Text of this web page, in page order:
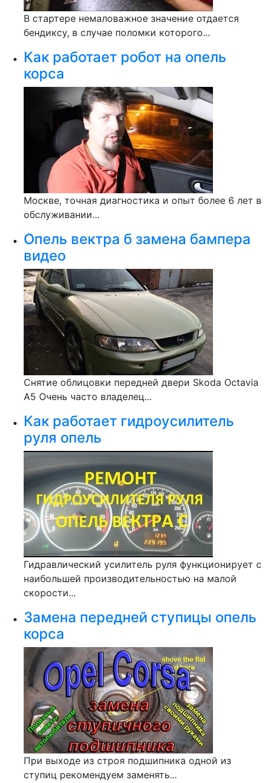
В стартере немаловажное значение отдается
бендиксу, в случае поломки которого...
Как работает робот на опель
корса
Москве, точная диагностика и опыт более 6 лет в
обслуживании...
Опель вектра б замена бампера
видео
Снятие облицовки передней двери Skoda Octavia
A5 Очень часто владелец...
Как работает гидроусилитель
руля опель
Гидравлический усилитель руля функционирует с
наибольшей производительностью на малой
скорости...
Замена передней ступицы опель
корса
При выходе из строя подшипника одной из
ступиц рекомендуем заменять...